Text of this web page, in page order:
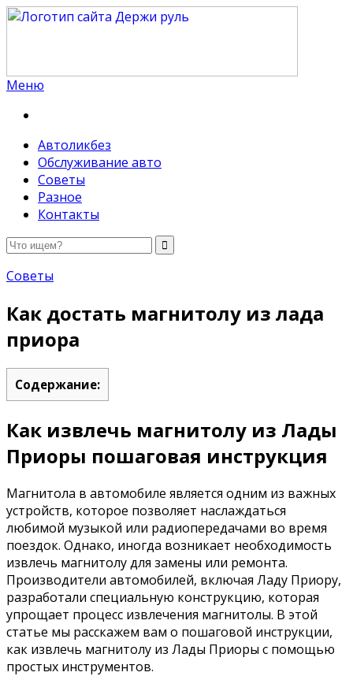
Меню
Автоликбез
Обслуживание авто
Советы
Разное
Контакты
Советы
Как достать магнитолу из лада
приора
Содержание:
Как извлечь магнитолу из Лады
Приоры пошаговая инструкция
Магнитола в автомобиле является одним из важных
устройств, которое позволяет наслаждаться
любимой музыкой или радиопередачами во время
поездок. Однако, иногда возникает необходимость
извлечь магнитолу для замены или ремонта.
Производители автомобилей, включая Ладу Приору,
разработали специальную конструкцию, которая
упрощает процесс извлечения магнитолы. В этой
статье мы расскажем вам о пошаговой инструкции,
как извлечь магнитолу из Лады Приоры с помощью
простых инструментов.